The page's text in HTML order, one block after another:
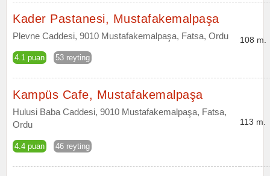
Kader Pastanesi, Mustafakemalpaşa
Plevne Caddesi, 9010 Mustafakemalpaşa, Fatsa, Ordu
4.1 puan 53 reyting
108 m.
Kampüs Cafe, Mustafakemalpaşa
Hulusi Baba Caddesi, 9010 Mustafakemalpaşa, Fatsa,
Ordu
4.4 puan 46 reyting
113 m.